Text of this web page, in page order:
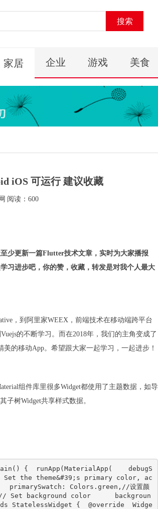
搜索
家居 企业 游戏 美食
iOS 可运行 建议收藏
阅读：600
少更新一篇Flutter技术文章，实时为大家播报
习进步吧，你的赞，收藏，转发是对我个人最大
，到阿里家WEEX，前端技术在移动端跨平台
的不断学习。而在2018年，我们的主角变成了
的移动App。希望跟大家一起学习，一起进步！
组件库里很多Widget都使用了主题数据，如导
子树Widget共享样式数据。
{  runApp(MaterialApp(    debugS
Set the theme&#39;s primary color, ac
Colors.green,//设置颜
background color      backgroun
StatelessWidget {  @override  Widge